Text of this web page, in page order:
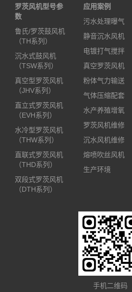
罗茨风机型号参
数
鲁氏/罗茨鼓风机
（TH系列）
沉水式鼓风机
（TSW系列）
真空型罗茨风机
（JHV系列）
直立式罗茨风机
（EVH系列）
水冷型罗茨风机
（THW系列）
直联式罗茨风机
（THD系列）
双段式罗茨风机
（DTH系列）
应用案例
污水处理曝气
静音沉水风机
电镀打气搅拌
真空罗茨风机
粉体气力输送
气体压缩配套
水产养殖增氧
罗茨风机维修
沉水风机维修
熔喷吹丝风机
生产环境
手机二维码